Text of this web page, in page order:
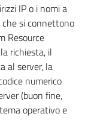
IP o i nomi a
si connettono
Resource
richiesta, il
al server, la
numerico
(buon fine,
operativo e